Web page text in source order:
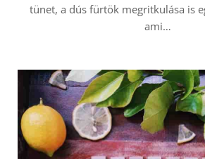
tünet, a dús fürtök megritkulása is
ami…